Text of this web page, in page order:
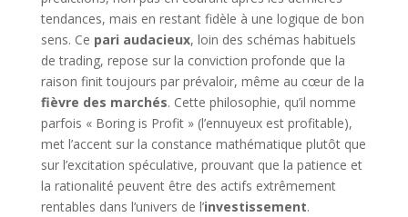
tendances, mais en restant fidèle à une logique de bon
sens. Ce pari audacieux, loin des schémas habituels
de trading, repose sur la conviction profonde que la
raison finit toujours par prévaloir, même au cœur de la
fièvre des marchés. Cette philosophie, qu’il nomme
parfois « Boring is Profit » (l’ennuyeux est profitable),
met l’accent sur la constance mathématique plutôt que
sur l’excitation spéculative, prouvant que la patience et
la rationalité peuvent être des actifs extrêmement
rentables dans l’univers de l’investissement.